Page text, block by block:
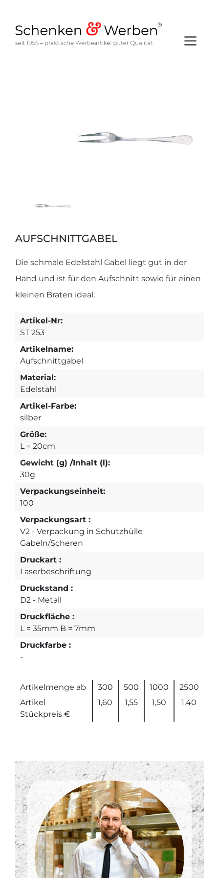
AUFSCHNITTGABEL
Die schmale Edelstahl Gabel liegt gut in der
Hand und ist für den Aufschnitt sowie für einen
kleinen Braten ideal.
Artikel-Nr:
ST 253
Artikelname:
Aufschnittgabel
Material:
Edelstahl
Artikel-Farbe:
silber
Größe:
L = 20cm
Gewicht (g) /Inhalt (l):
30g
Verpackungseinheit:
100
Verpackungsart :
V2 - Verpackung in Schutzhülle
Gabeln/Scheren
Druckart :
Laserbeschriftung
Druckstand :
D2 - Metall
Druckfläche :
L = 35mm B = 7mm
Druckfarbe :
-
Artikelmenge ab 300 500 1000
2500
Artikel
Stückpreis €
1,60 1,55 1,50 1,40